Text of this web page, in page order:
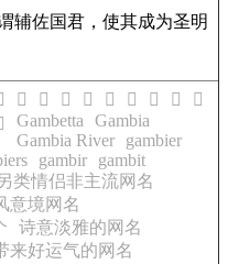
辅佐国君，使其成为圣明
𪜃 𪜄 𪜅 𪜆 𪜇 𪜈 𪜉 𪜊
𪜋
Gambetta
Gambia
Gambia River
gambier
gambir
gambit
类情侣非主流网名
意境网名
诗意淡雅的网名
来好运气的网名